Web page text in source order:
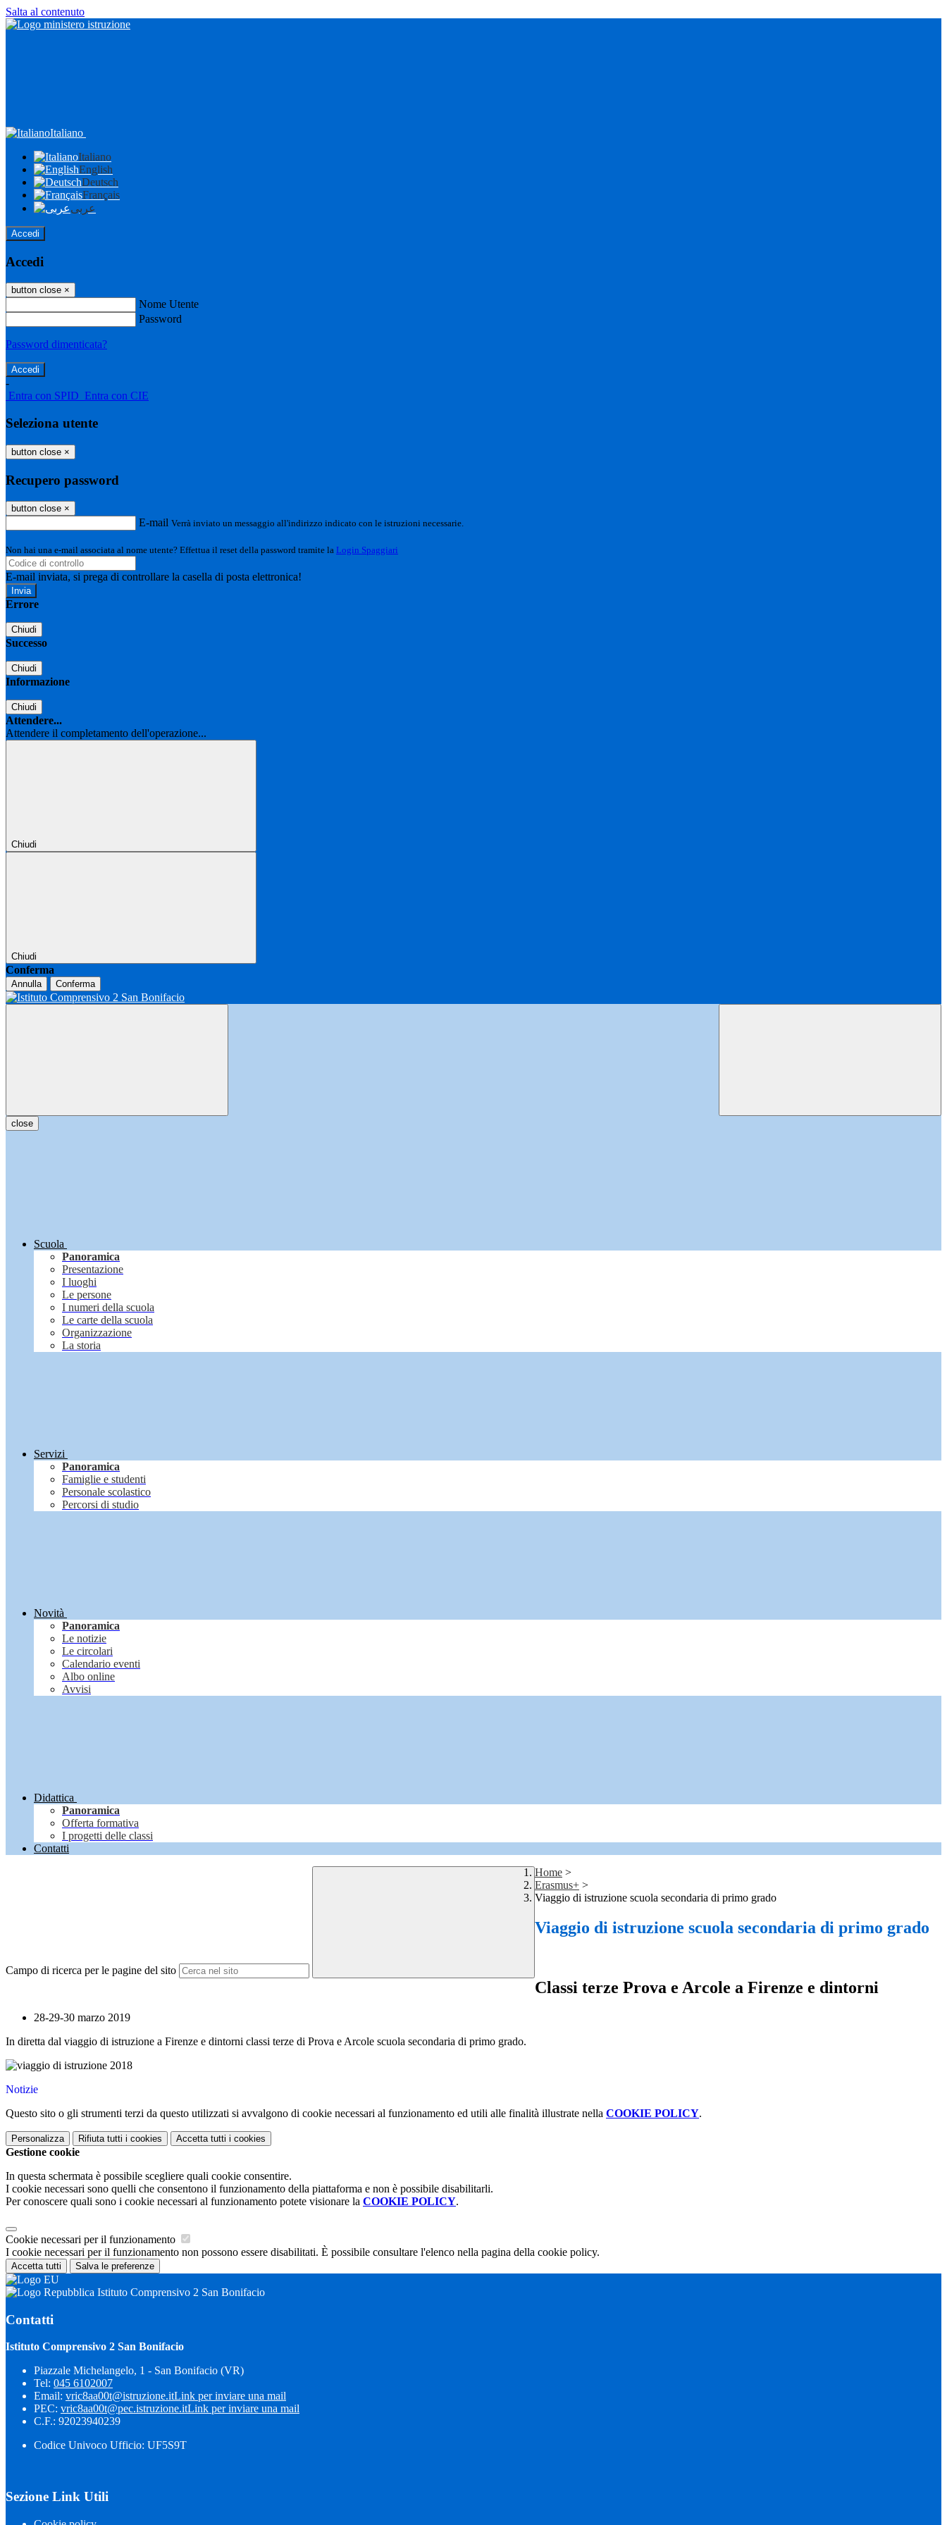
Salta al contenuto
Italiano
Italiano
English
Deutsch
Français
عربى
Accedi
Accedi
button close ×
Nome Utente
Password
Password dimenticata?
-
Entra con SPID Entra con CIE
Seleziona utente
button close ×
Recupero password
button close ×
E-mail Verrà inviato un messaggio all'indirizzo indicato con le istruzioni necessarie.
Non hai una e-mail associata al nome utente? Effettua il reset della password tramite la Login Spaggiari
E-mail inviata, si prega di controllare la casella di posta elettronica!
Errore
Chiudi
Successo
Chiudi
Informazione
Chiudi
Attendere...
Attendere il completamento dell'operazione...
Chiudi
Chiudi
Conferma
Annulla Conferma
close
Scuola
Panoramica
Presentazione
I luoghi
Le persone
I numeri della scuola
Le carte della scuola
Organizzazione
La storia
Servizi
Panoramica
Famiglie e studenti
Personale scolastico
Percorsi di studio
Novità
Panoramica
Le notizie
Le circolari
Calendario eventi
Albo online
Avvisi
Didattica
Panoramica
Offerta formativa
I progetti delle classi
Contatti
Campo di ricerca per le pagine del sito
Home >
Erasmus+ >
Viaggio di istruzione scuola secondaria di primo grado
Viaggio di istruzione scuola secondaria di primo grado
Classi terze Prova e Arcole a Firenze e dintorni
28-29-30 marzo 2019
In diretta dal viaggio di istruzione a Firenze e dintorni classi terze di Prova e Arcole scuola secondaria di primo grado.
Notizie
Questo sito o gli strumenti terzi da questo utilizzati si avvalgono di cookie necessari al funzionamento ed utili alle finalità illustrate nella COOKIE POLICY.
Personalizza Rifiuta tutti i cookies Accetta tutti i cookies
Gestione cookie
In questa schermata è possibile scegliere quali cookie consentire.
I cookie necessari sono quelli che consentono il funzionamento della piattaforma e non è possibile disabilitarli.
Per conoscere quali sono i cookie necessari al funzionamento potete visionare la COOKIE POLICY.
Cookie necessari per il funzionamento
I cookie necessari per il funzionamento non possono essere disabilitati. È possibile consultare l'elenco nella pagina della cookie policy.
Accetta tutti Salva le preferenze
Istituto Comprensivo 2 San Bonifacio
Contatti
Istituto Comprensivo 2 San Bonifacio
Piazzale Michelangelo, 1 - San Bonifacio (VR)
Tel: 045 6102007
Email: vric8aa00t@istruzione.itLink per inviare una mail
PEC: vric8aa00t@pec.istruzione.itLink per inviare una mail
C.F.: 92023940239
Codice Univoco Ufficio: UF5S9T
Sezione Link Utili